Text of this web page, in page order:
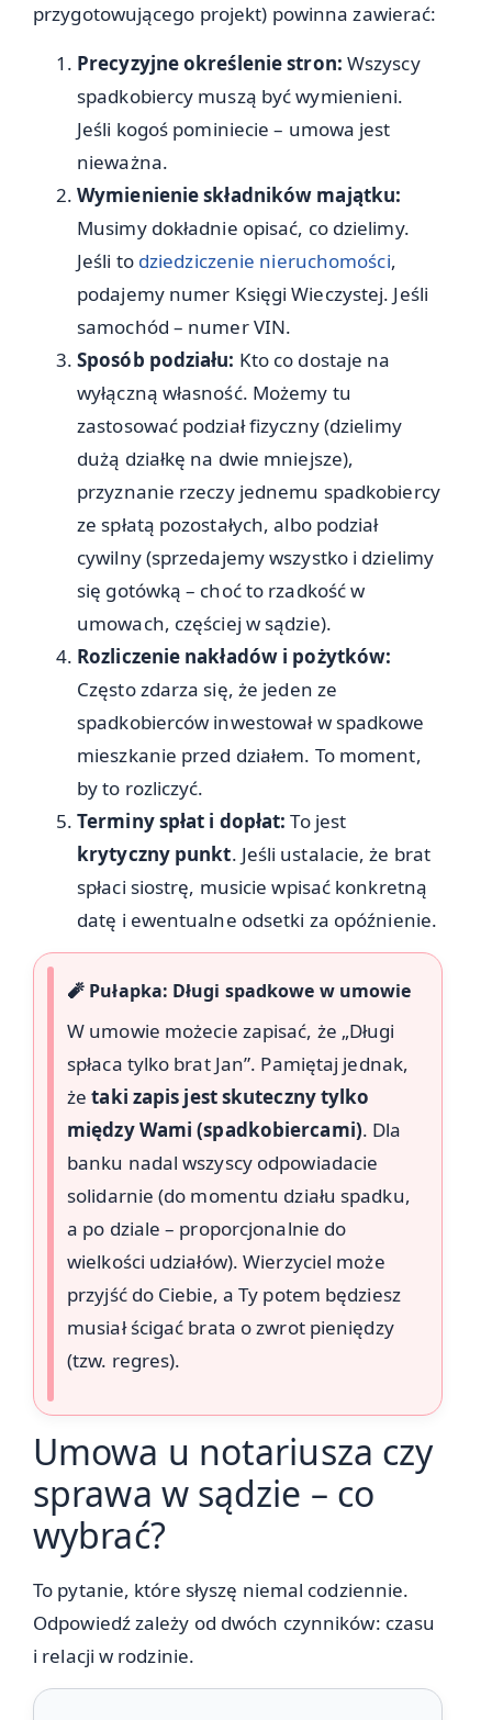
przygotowującego projekt) powinna zawierać:
Precyzyjne określenie stron: Wszyscy
spadkobiercy muszą być wymienieni.
Jeśli kogoś pominiecie – umowa jest
nieważna.
Wymienienie składników majątku:
Musimy dokładnie opisać, co dzielimy.
Jeśli to dziedziczenie nieruchomości,
podajemy numer Księgi Wieczystej. Jeśli
samochód – numer VIN.
Sposób podziału: Kto co dostaje na
wyłączną własność. Możemy tu
zastosować podział fizyczny (dzielimy
dużą działkę na dwie mniejsze),
przyznanie rzeczy jednemu spadkobiercy
ze spłatą pozostałych, albo podział
cywilny (sprzedajemy wszystko i dzielimy
się gotówką – choć to rzadkość w
umowach, częściej w sądzie).
Rozliczenie nakładów i pożytków:
Często zdarza się, że jeden ze
spadkobierców inwestował w spadkowe
mieszkanie przed działem. To moment,
by to rozliczyć.
Terminy spłat i dopłat: To jest
krytyczny punkt. Jeśli ustalacie, że brat
spłaci siostrę, musicie wpisać konkretną
datę i ewentualne odsetki za opóźnienie.
🧨 Pułapka: Długi spadkowe w umowie
W umowie możecie zapisać, że „Długi
spłaca tylko brat Jan”. Pamiętaj jednak,
żetaki zapis jest skuteczny tylko
między Wami (spadkobiercami). Dla
banku nadal wszyscy odpowiadacie
solidarnie (do momentu działu spadku,
a po dziale – proporcjonalnie do
wielkości udziałów). Wierzyciel może
przyjść do Ciebie, a Ty potem będziesz
musiał ścigać brata o zwrot pieniędzy
(tzw. regres).
Umowa u notariusza czy
sprawa w sądzie – co
wybrać?
To pytanie, które słyszę niemal codziennie.
Odpowiedź zależy od dwóch czynników: czasu
i relacji w rodzinie.